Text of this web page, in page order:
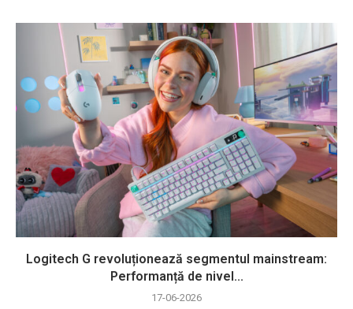
Logitech G revoluționează segmentul mainstream:
Performanță de nivel...
17-06-2026